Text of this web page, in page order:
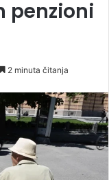
penzioni
2 minuta čitanja